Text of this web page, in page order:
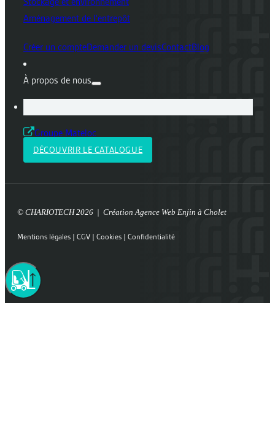
Aménagement de l'entrepôt
Créer un compteDemander un devisContactBlog
À propos de nous
Groupe Mateloc
DÉCOUVRIR LE CATALOGUE
© CHARIOTECH 2026 | Création Agence Web Enjin à Cholet
Mentions légales | CGV | Cookies | Confidentialité